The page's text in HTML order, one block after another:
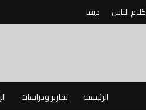
كلام الناس ديفا
الرئيسية تقارير ودراسات